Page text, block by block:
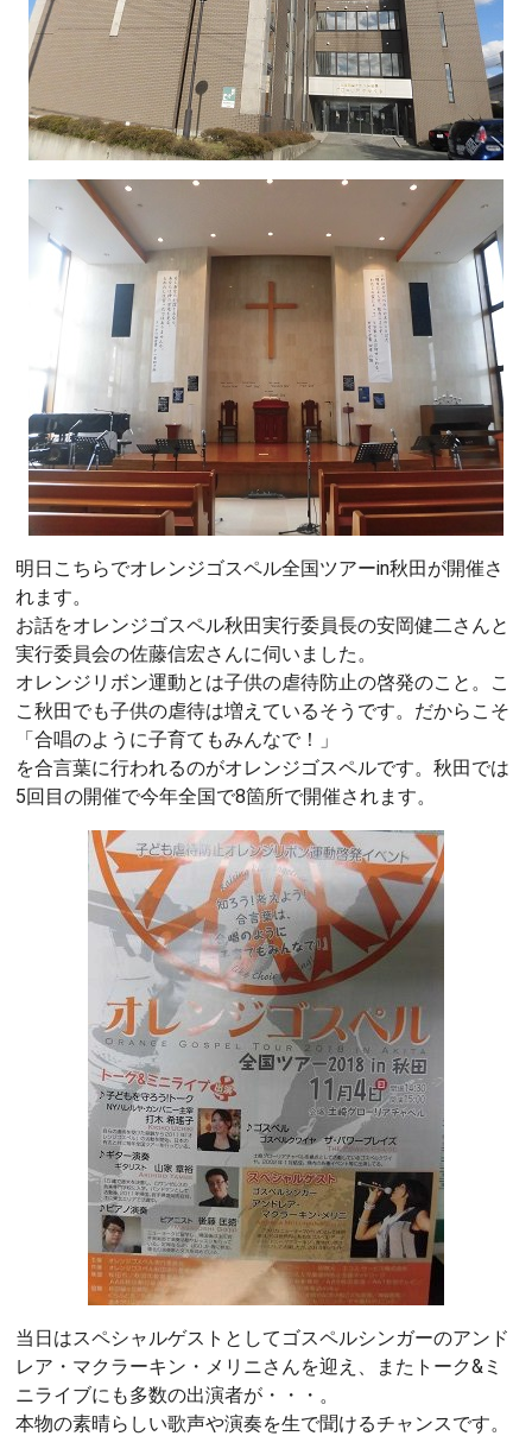
明日こちらでオレンジゴスペル全国ツアーin秋田が開催さ
れます。
お話をオレンジゴスペル秋田実行委員長の安岡健二さんと
実行委員会の佐藤信宏さんに伺いました。
オレンジリボン運動とは子供の虐待防止の啓発のこと。こ
こ秋田でも子供の虐待は増えているそうです。だからこそ
「合唱のように子育てもみんなで！」
を合言葉に行われるのがオレンジゴスペルです。秋田では
5回目の開催で今年全国で8箇所で開催されます。
当日はスペシャルゲストとしてゴスペルシンガーのアンド
レア・マクラーキン・メリニさんを迎え、またトーク&ミ
ニライブにも多数の出演者が・・・。
本物の素晴らしい歌声や演奏を生で聞けるチャンスです。